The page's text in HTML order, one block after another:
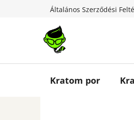
tartalomhoz
Általános Szerződési
Kratom por